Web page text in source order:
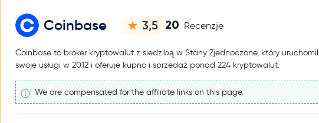
Coinbase 3,5 20 Recenzje
Coinbase to broker kryptowalut z siedzibą w Stany Zjednoczone, który uruchomił
swoje usługi w 2012 i oferuje kupno i sprzedaż ponad 224 kryptowalut.
We are compensated for the affiliate links on this page.